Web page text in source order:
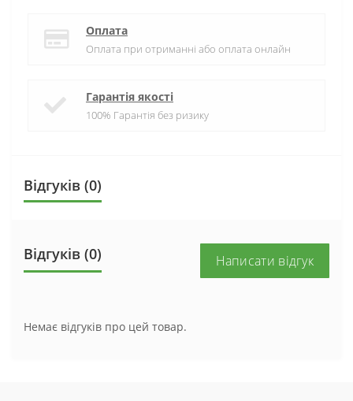
Оплата
Оплата при отриманні або оплата онлайн
Гарантія якості
100% Гарантія без ризику
Відгуків (0)
Відгуків (0) Написати відгук
Немає відгуків про цей товар.